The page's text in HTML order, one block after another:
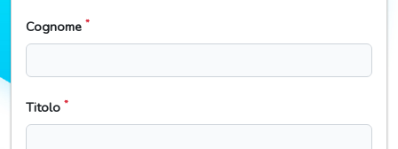
Cognome *
Titolo *